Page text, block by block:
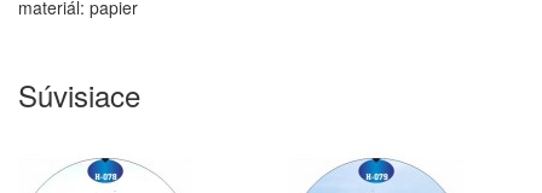
materiál: papier
Súvisiace